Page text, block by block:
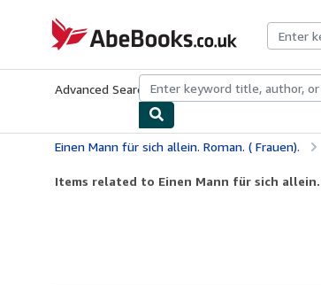
AbeBooks.co.uk
Advanced Search Browse CollectionsRare Books
Einen Mann für sich allein. Roman. ( Frauen).
Items related to Einen Mann für sich allein.